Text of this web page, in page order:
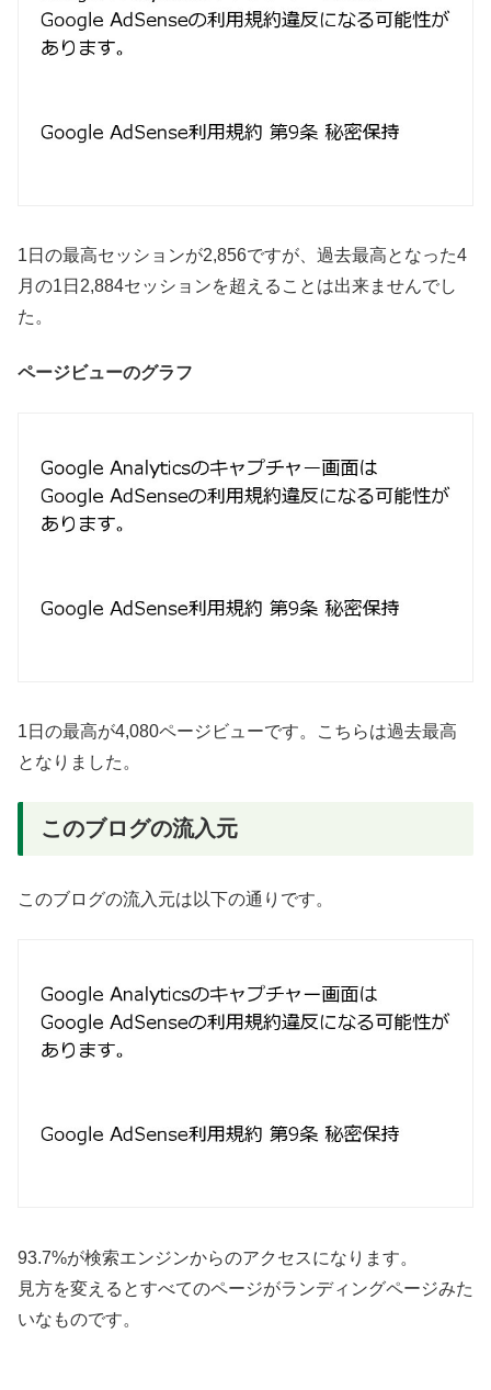
1日の最高セッションが2,856ですが、過去最高となった4
月の1日2,884セッションを超えることは出来ませんでし
た。
ページビューのグラフ
1日の最高が4,080ページビューです。こちらは過去最高
となりました。
このブログの流入元
このブログの流入元は以下の通りです。
93.7%が検索エンジンからのアクセスになります。
見方を変えるとすべてのページがランディングページみた
いなものです。